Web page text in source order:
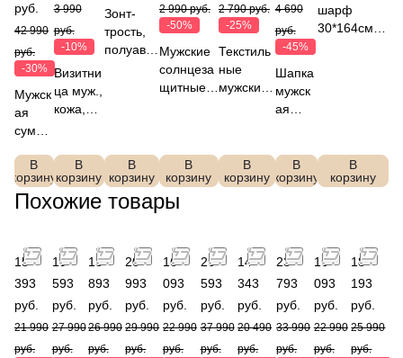
руб.
42 990
руб.
-30%
Мужск
ая
сумка
ETTI
L1638
5-2
В
корзину
3 990
руб.
-10%
Визитни
ца муж.,
кожа,
Q26170
1D-2
В
корзину
Зонт-
трость,
полуавто
В
корзину
2 990 руб.
-50%
Мужские
солнцеза
щитные
2p
В
корзину
2 790 руб.
-25%
Текстиль
ные
мужские
JDG17-2
В
корзину
4 690
руб.
-45%
Шапка
мужск
ая
DWG8
2-45f
В
корзину
шарф
30*164см,
В
корзину
Похожие товары
15
393
руб.
21 990
руб.
19
593
руб.
27 990
руб.
18
893
руб.
26 990
руб.
20
993
руб.
29 990
руб.
16
093
руб.
22 990
руб.
26
593
руб.
37 990
руб.
14
343
руб.
20 490
руб.
23
793
руб.
33 990
руб.
16
093
руб.
22 990
руб.
18
193
руб.
25 990
руб.